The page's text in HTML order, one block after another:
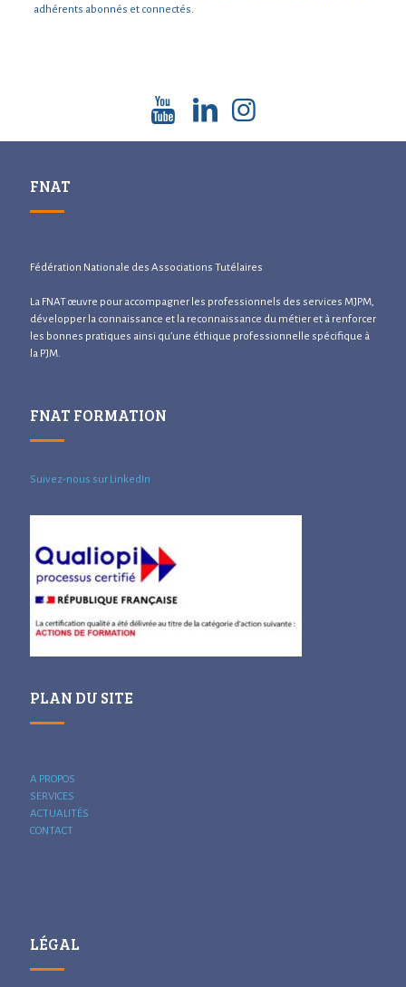
adhérents abonnés et connectés.
FNAT
Fédération Nationale des Associations Tutélaires
La FNAT œuvre pour accompagner les professionnels des services MJPM,
développer la connaissance et la reconnaissance du métier et à renforcer
les bonnes pratiques ainsi qu’une éthique professionnelle spécifique à
la PJM.
FNAT FORMATION
Suivez-nous sur LinkedIn
PLAN DU SITE
A PROPOS
SERVICES
ACTUALITÉS
CONTACT
LÉGAL